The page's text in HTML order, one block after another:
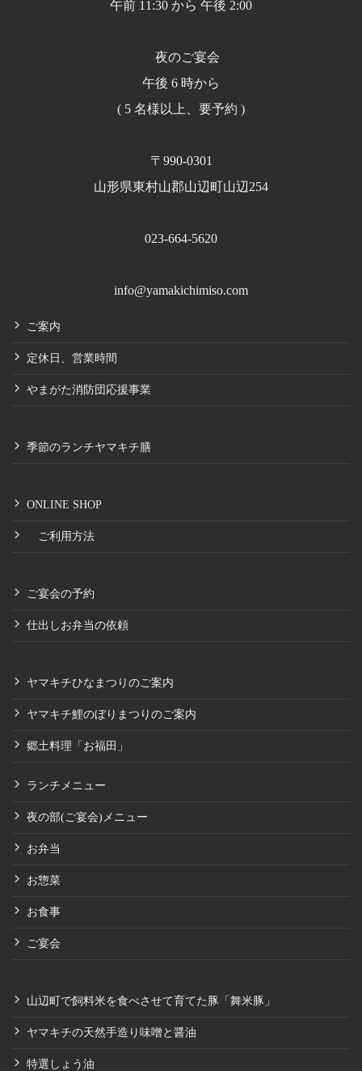
午前 11:30 から 午後 2:00
夜のご宴会
午後 6 時から
( 5 名様以上、要予約 )
〒990-0301
山形県東村山郡山辺町山辺254
023-664-5620
info@yamakichimiso.com
ご案内
定休日、営業時間
やまがた消防団応援事業
季節のランチヤマキチ膳
ONLINE SHOP
ご利用方法
ご宴会の予約
仕出しお弁当の依頼
ヤマキチひなまつりのご案内
ヤマキチ鯉のぼりまつりのご案内
郷土料理「お福田」
ランチメニュー
夜の部(ご宴会)メニュー
お弁当
お惣菜
お食事
ご宴会
山辺町で飼料米を食べさせて育てた豚「舞米豚」
ヤマキチの天然手造り味噌と醤油
特選しょう油